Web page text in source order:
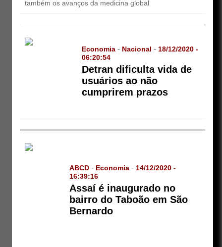
também os avanços da medicina global
Economia - Nacional - 18/12/2020 -
06:20:54
Detran dificulta vida de
usuários ao não
cumprirem prazos
ABCD - Economia - 14/12/2020 -
16:39:16
Assaí é inaugurado no
bairro do Taboão em São
Bernardo